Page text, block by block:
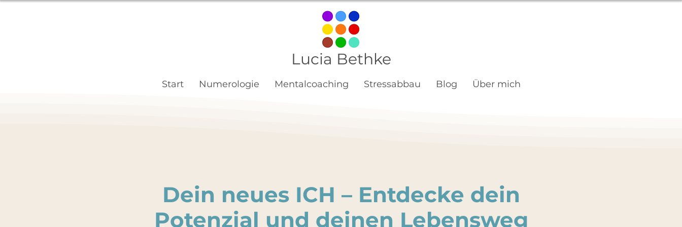
Lucia Bethke
Start Numerologie Mentalcoaching Stressabbau Blog Über mich
Dein neues ICH – Entdecke dein
Potenzial und deinen Lebensweg